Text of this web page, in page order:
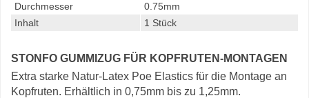
Durchmesser
0.75mm
Inhalt
1 Stück
STONFO GUMMIZUG FÜR KOPFRUTEN-MONTAGEN
Extra starke Natur-Latex Poe Elastics für die Montage an
Kopfruten. Erhältlich in 0,75mm bis zu 1,25mm.